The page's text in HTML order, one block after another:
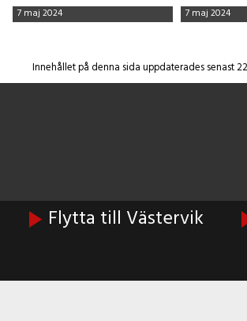
7 maj 2024
7 maj 2024
Innehållet på denna sida uppdaterades senast
Flytta till Västervik